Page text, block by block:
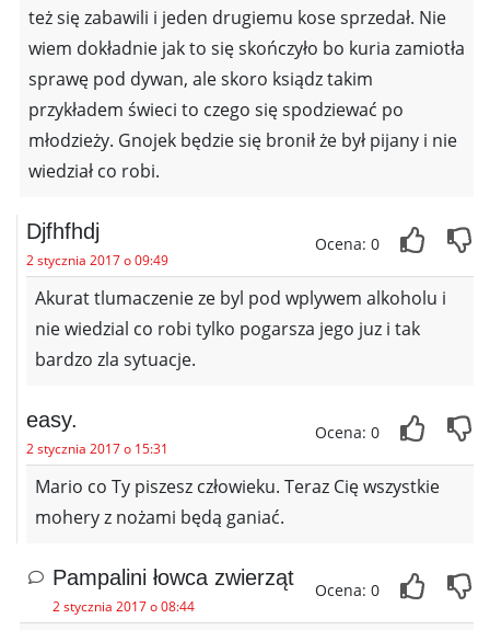
też się zabawili i jeden drugiemu kose sprzedał. Nie
wiem dokładnie jak to się skończyło bo kuria zamiotła
sprawę pod dywan, ale skoro ksiądz takim
przykładem świeci to czego się spodziewać po
młodzieży. Gnojek będzie się bronił że był pijany i nie
wiedział co robi.
Djfhfhdj
2 stycznia 2017 o 09:49
Ocena: 0
Akurat tlumaczenie ze byl pod wplywem alkoholu i
nie wiedzial co robi tylko pogarsza jego juz i tak
bardzo zla sytuacje.
easy.
2 stycznia 2017 o 15:31
Ocena: 0
Mario co Ty piszesz człowieku. Teraz Cię wszystkie
mohery z nożami będą ganiać.
Pampalini łowca zwierząt
2 stycznia 2017 o 08:44
Ocena: 0